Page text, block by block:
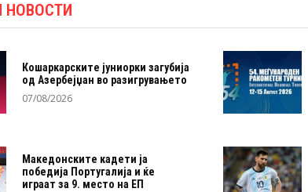
НОВОСТИ
Кошаркарските јуниорки загубија
од Азербејџан во разигрувањето
07/08/2026
Македонските кадети ја
победија Португалија и ќе
играат за 9. место на ЕП